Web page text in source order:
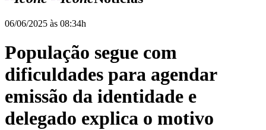
06/06/2025 às 08:34h
População segue com
dificuldades para agendar
emissão da identidade e
delegado explica o motivo